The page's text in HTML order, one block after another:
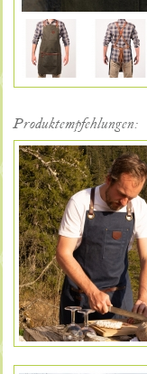
Produktempfehlungen: